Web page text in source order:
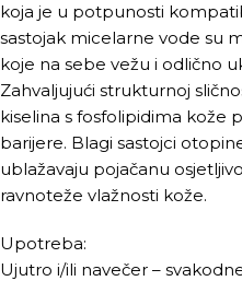
koja je u potpunosti
sastojak micelarne vode su
koje na sebe vežu i odlično
Zahvaljujući strukturnoj
kiselina s fosfolipidima kože
barijere. Blagi sastojci
ublažavaju pojačanu
ravnoteže vlažnosti kože.
Upotreba:
Ujutro i/ili navečer –